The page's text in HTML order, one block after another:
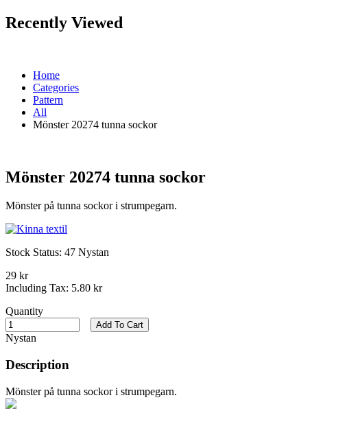
Recently Viewed
Home
Categories
Pattern
All
Mönster 20274 tunna sockor
Mönster 20274 tunna sockor
Mönster på tunna sockor i strumpegarn.
Stock Status: 47 Nystan
29 kr
Including Tax: 5.80 kr
Quantity
Nystan
Add To Cart
Description
Mönster på tunna sockor i strumpegarn.